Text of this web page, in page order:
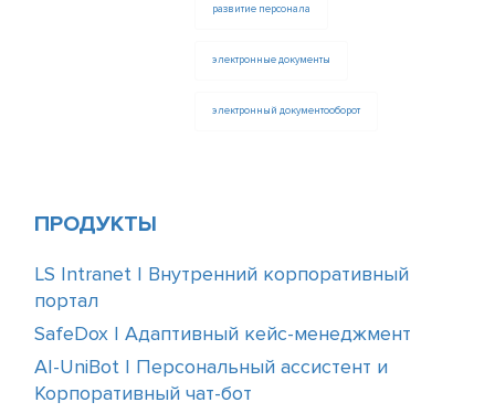
развитие персонала
электронные документы
электронный документооборот
ПРОДУКТЫ
LS Intranet | Внутренний корпоративный
портал
SafeDox | Адаптивный кейс-менеджмент
AI-UniBot | Персональный ассистент и
Корпоративный чат-бот